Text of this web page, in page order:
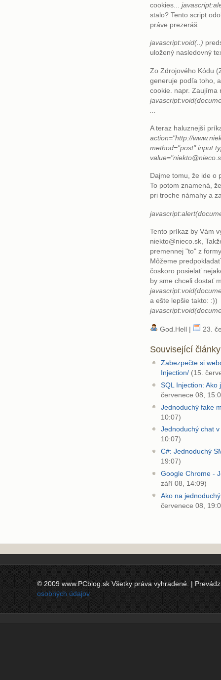
cookies...
stalo? Tento script
práve prezeráš
javascript:void(..)
uložený nasledovný
Zo Zdrojového Kódu
generuje podľa toho,
cookie. napr. Zaujíma
A teraz haluznejší
action="http://
method="post" input
Dajme tomu, že ide o
To potom znamená,
pri troche námahy a
Tento príkaz by Vám
niekto@nieco.sk,
premennej "to" z
Môžeme
čoskoro posielať
by sme chceli dostať
a ešte lepšie takto: :))
God.Hell | 23.
Související články
Zabezpečte si
Injection/(15.
SQL Injection: Ako
červenece 08,
Jednoduchý fake
10:07)
Jednoduchý chat v
10:07)
C#: Jednoduchý
19:07)
Google Chrome -
září 08, 14:09)
Ako na
červenece 08,
© 2009 www.PCblog.sk Všetky práva vyhradené. |
osobných údajov